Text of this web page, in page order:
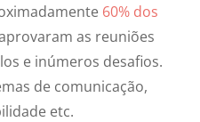
60% dos
as reuniões
e inúmeros desafios.
de comunicação,
etc.